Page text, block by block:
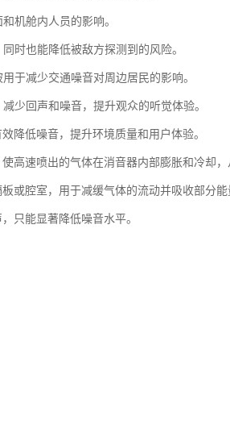
机舱内人员的影响。
时也能降低被敌方探测到的风险。
于减少交通噪音对周边居民的影响。
少回声和噪音，提升观众的听觉体验。
降低噪音，提升环境质量和用户体验。
高速喷出的气体在消音器内部膨胀和冷却
或腔室，用于减缓气体的流动并吸收部分
只能显著降低噪音水平。